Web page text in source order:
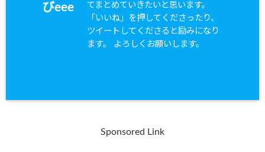
びeee
てまとめていきたいと思います。
「いいね」を押してくださったり、
ツイートしてくださると励みになり
ます。 よろしくお願いします。
Sponsored Link